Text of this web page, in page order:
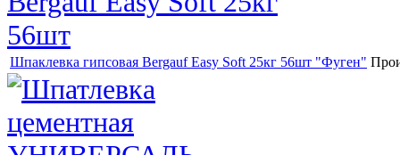
Шпаклевка гипсовая Bergauf Easy Soft 25кг 56шт "Фуген"